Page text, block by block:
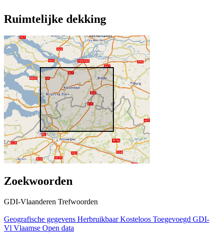
Ruimtelijke dekking
Zoekwoorden
GDI-Vlaanderen Trefwoorden
Geografische gegevens Herbruikbaar Kosteloos Toegevoegd GDI-
Vl Vlaamse Open data